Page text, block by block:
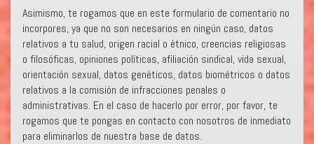
Asimismo, te rogamos que en este formulario de comentario no
incorpores, ya que no son necesarios en ningún caso, datos
relativos a tu salud, origen racial o étnico, creencias religiosas
o filosóficas, opiniones políticas, afiliación sindical, vida sexual,
orientación sexual, datos genéticos, datos biométricos o datos
relativos a la comisión de infracciones penales o
administrativas. En el caso de hacerlo por error, por favor, te
rogamos que te pongas en contacto con nosotros de inmediato
para eliminarlos de nuestra base de datos.